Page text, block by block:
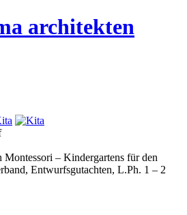
architekten
Montessori – Kindergartens für den
Entwurfsgutachten, L.Ph. 1 – 2